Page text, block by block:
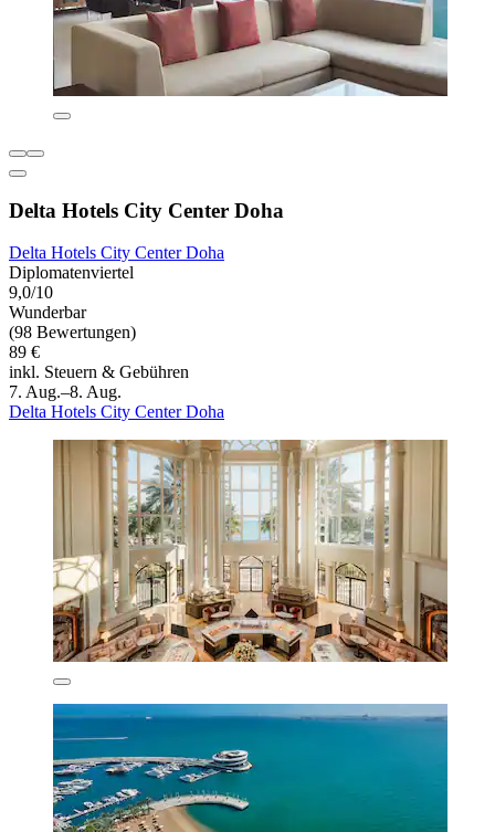
Delta Hotels City Center Doha
Delta Hotels City Center Doha
Diplomatenviertel
9,0/10
Wunderbar
(98 Bewertungen)
89 €
inkl. Steuern & Gebühren
7. Aug.–8. Aug.
Delta Hotels City Center Doha